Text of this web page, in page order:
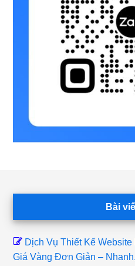
Bài
Dịch Vụ Thiết Kế
Giá Vàng Đơn Giản –